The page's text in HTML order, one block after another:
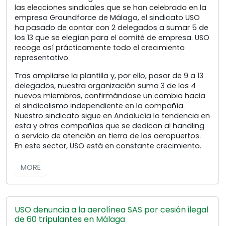
las elecciones sindicales que se han celebrado en la
empresa Groundforce de Málaga, el sindicato USO
ha pasado de contar con 2 delegados a sumar 5 de
los 13 que se elegían para el comité de empresa. USO
recoge así prácticamente todo el crecimiento
representativo.
Tras ampliarse la plantilla y, por ello, pasar de 9 a 13
delegados, nuestra organización suma 3 de los 4
nuevos miembros, confirmándose un cambio hacia
el sindicalismo independiente en la compañía.
Nuestro sindicato sigue en Andalucía la tendencia en
esta y otras compañías que se dedican al handling
o servicio de atención en tierra de los aeropuertos.
En este sector, USO está en constante crecimiento.
MORE
USO denuncia a la aerolínea SAS por cesión ilegal
de 60 tripulantes en Málaga